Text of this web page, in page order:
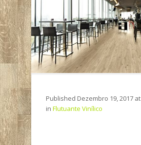
Published Dezembro 19, 2017 at
in Flutuante Vinílico